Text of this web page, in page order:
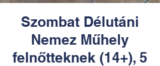
Szombat Délutáni
Nemez Műhely
felnőtteknek (14+), 5